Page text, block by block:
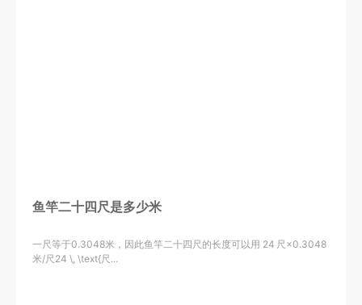
鱼竿二十四尺是多少米
一尺等于0.3048米，因此鱼竿二十四尺的长度可以用 24 尺×0.3048
米/尺24 \, \text{尺...